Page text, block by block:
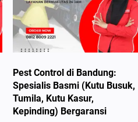
Pest Control di Bandung:
Spesialis Basmi (Kutu Busuk,
Tumila, Kutu Kasur,
Kepinding) Bergaransi